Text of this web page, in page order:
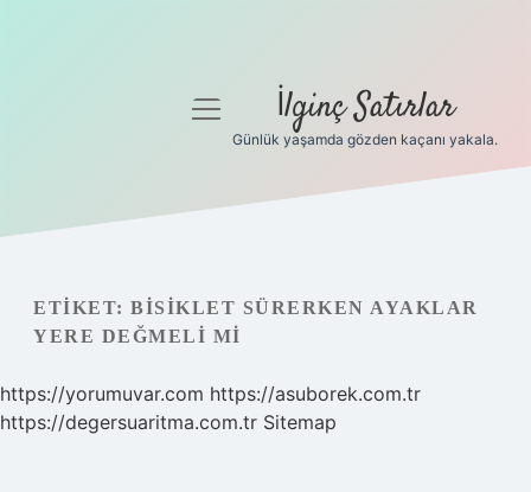
Gizlilik Politikası
Hakkımızda
menüyü
İlginç Satırlar
Günlük yaşamda gözden kaçanı yakala.
ETIKET: BISIKLET SÜRERKEN AYAKLAR
YERE DEĞMELI MI
https://yorumuvar.com https://asuborek.com.tr
https://degersuaritma.com.tr Sitemap